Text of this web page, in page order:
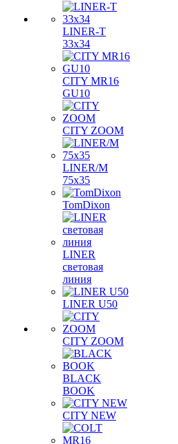
LINER-T
33x34
CITY MR16
GU10
CITY ZOOM
LINER/M
75х35
TomDixon
LINER
световая
линия
LINER U50
CITY ZOOM
BLACK
BOOK
CITY NEW